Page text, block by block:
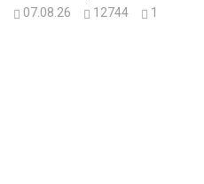
07.08.26 12744 1